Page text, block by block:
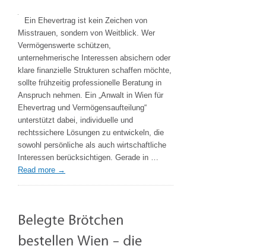
in
für
und
Vermögensaufteilung
Ein Ehevertrag ist kein Zeichen von
Misstrauen, sondern von Weitblick. Wer
Vermögenswerte schützen,
unternehmerische Interessen absichern oder
klare finanzielle Strukturen schaffen möchte,
sollte frühzeitig professionelle Beratung in
Anspruch nehmen. Ein „Anwalt in Wien für
Ehevertrag und Vermögensaufteilung“
unterstützt dabei, individuelle und
rechtssichere Lösungen zu entwickeln, die
sowohl persönliche als auch wirtschaftliche
Interessen berücksichtigen. Gerade in …
Read more →